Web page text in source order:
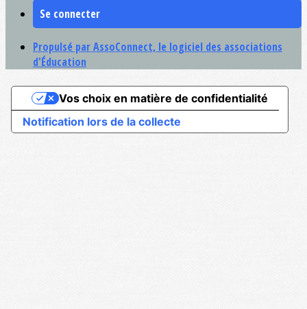
Se connecter
Propulsé par AssoConnect, le logiciel des associations
d'Éducation
Notification lors de la collecte
Vos choix en matière de confidentialité